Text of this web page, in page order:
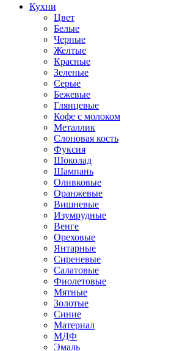
Кухни
Цвет
Белые
Черные
Желтые
Красные
Зеленые
Серые
Бежевые
Глянцевые
Кофе с молоком
Металлик
Слоновая кость
Фуксия
Шоколад
Шампань
Оливковые
Оранжевые
Вишневые
Изумрудные
Венге
Ореховые
Янтарные
Сиреневые
Салатовые
Фиолетовые
Мятные
Золотые
Синие
Материал
МДФ
Эмаль